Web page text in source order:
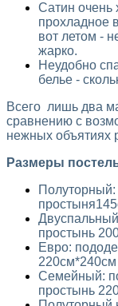
Cатин
прохладное
вот летом -
жарко.
Неудобно
белье -
​Всего лишь два
сравнению с
нежных объятиях
Размеры
простынь
Евро:
Семейный:
простынь